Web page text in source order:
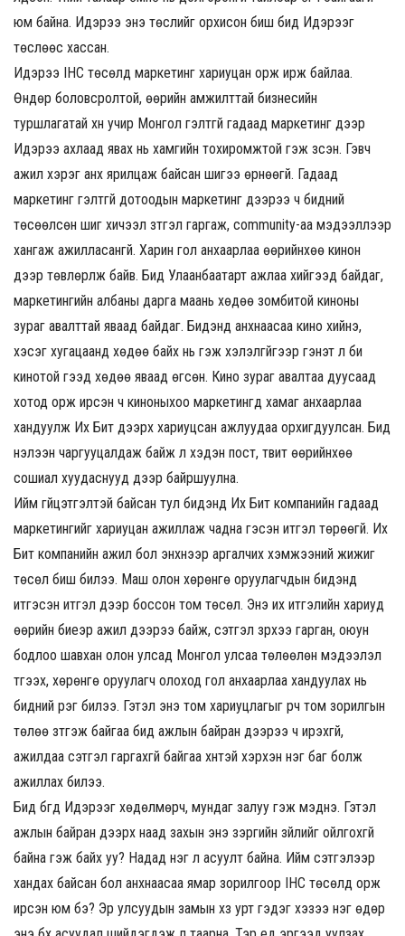
юм байна. Идэрээ энэ төслийг орхисон биш бид Идэрээг
төслөөс хассан.
Идэрээ IHC төсөлд маркетинг хариуцан орж ирж байлаа.
Өндөр боловсролтой, өөрийн амжилттай бизнесийн
туршлагатай хүн учир Монгол гэлтгүй гадаад маркетинг дээр
Идэрээ ахлаад явах нь хамгийн тохиромжтой гэж үзсэн. Гэвч
ажил хэрэг анх ярилцаж байсан шигээ өрнөөгүй. Гадаад
маркетинг гэлтгүй дотоодын маркетинг дээрээ ч бидний
төсөөлсөн шиг хичээл зүтгэл гаргаж, community-аа мэдээллээр
хангаж ажилласангүй. Харин гол анхаарлаа өөрийнхөө кинон
дээр төвлөрүүлж байв. Бид Улаанбаатарт ажлаа хийгээд байдаг,
маркетингийн албаны дарга маань хөдөө зомбитой киноны
зураг авалттай яваад байдаг. Бидэнд анхнаасаа кино хийнэ,
хэсэг хугацаанд хөдөө байх нь гэж хэлэлгүйгээр гэнэт л би
кинотой гээд хөдөө яваад өгсөн. Кино зураг авалтаа дуусаад
хотод орж ирсэн ч киноныхоо маркетингд хамаг анхаарлаа
хандуулж Их Бит дээрх хариуцсан ажлуудаа орхигдуулсан. Бид
нэлээн чаргууцалдаж байж л хэдэн пост, твит өөрийнхөө
сошиал хуудаснууд дээр байршуулна.
Ийм гүйцэтгэлтэй байсан тул бидэнд Их Бит компанийн гадаад
маркетингийг хариуцан ажиллаж чадна гэсэн итгэл төрөөгүй. Их
Бит компанийн ажил бол энүүхнээр аргалчих хэмжээний жижиг
төсөл биш билээ. Маш олон хөрөнгө оруулагчдын бидэнд
итгэсэн итгэл дээр боссон том төсөл. Энэ их итгэлийн хариуд
өөрийн биеэр ажил дээрээ байж, сэтгэл зүрхээ гарган, оюун
бодлоо шавхан олон улсад Монгол улсаа төлөөлөн мэдээлэл
түгээх, хөрөнгө оруулагч олоход гол анхаарлаа хандуулах нь
бидний үүрэг билээ. Гэтэл энэ том хариуцлагыг үүрч том зорилгын
төлөө зүтгэж байгаа бид ажлын байран дээрээ ч ирэхгүй,
ажилдаа сэтгэл гаргахгүй байгаа хүнтэй хэрхэн нэг баг болж
ажиллах билээ.
Бид бүгд Идэрээг хөдөлмөрч, мундаг залуу гэж мэднэ. Гэтэл
ажлын байран дээрх наад захын энэ зэргийн зүйлийг ойлгохгүй
байна гэж байх уу? Надад нэг л асуулт байна. Ийм сэтгэлээр
хандах байсан бол анхнаасаа ямар зорилгоор IHC төсөлд орж
ирсэн юм бэ? Эр улсуудын замын хүзүү урт гэдэг хэзээ нэг өдөр